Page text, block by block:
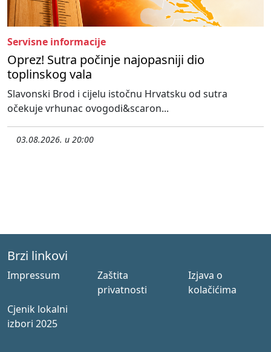
Servisne informacije
Oprez! Sutra počinje najopasniji dio
toplinskog vala
Slavonski Brod i cijelu istočnu Hrvatsku od sutra
očekuje vrhunac ovogodi&scaron...
03.08.2026. u 20:00
Brzi linkovi
Impressum
Zaštita
privatnosti
Izjava o
kolačićima
Cjenik lokalni
izbori 2025